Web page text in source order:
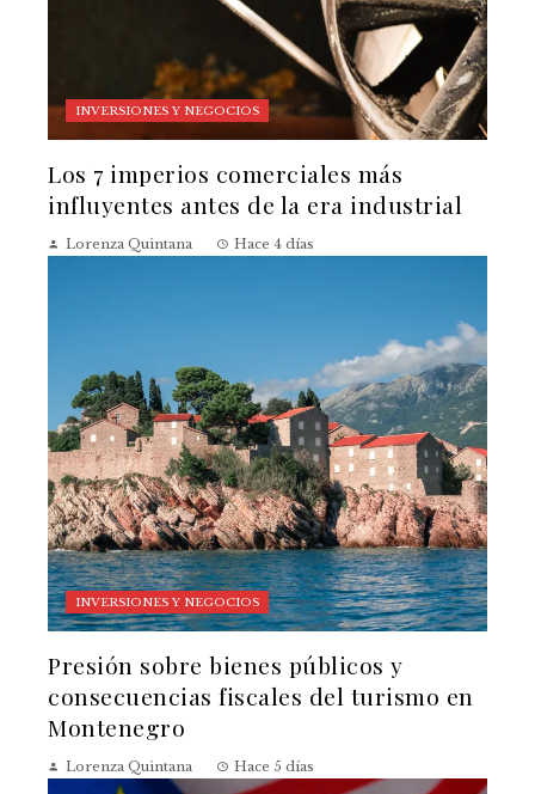
INVERSIONES Y NEGOCIOS
Los 7 imperios comerciales más
influyentes antes de la era industrial
Lorenza Quintana Hace 4 días
INVERSIONES Y NEGOCIOS
Presión sobre bienes públicos y
consecuencias fiscales del turismo en
Montenegro
Lorenza Quintana Hace 5 días